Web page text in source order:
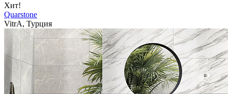
Хит!
Quarstone
VitrA, Турция